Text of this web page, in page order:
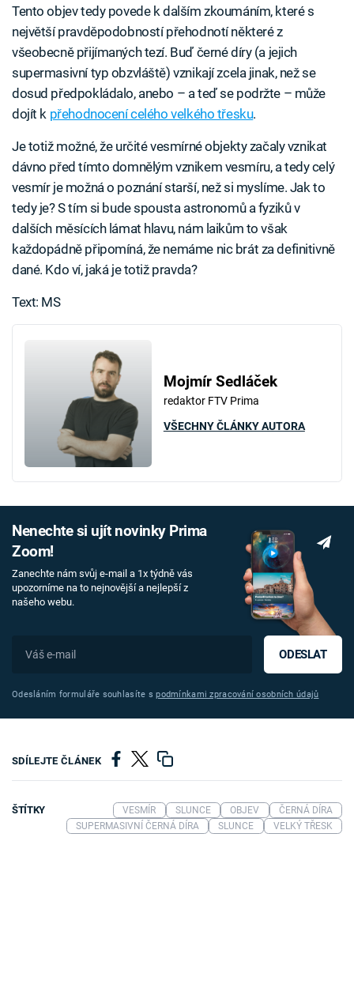
Tento objev tedy povede k dalším zkoumáním, které s
největší pravděpodobností přehodnotí některé z
všeobecně přijímaných tezí. Buď černé díry (a jejich
supermasivní typ obzvláště) vznikají zcela jinak, než se
dosud předpokládalo, anebo – a teď se podržte – může
dojít k přehodnocení celého velkého třesku.
Je totiž možné, že určité vesmírné objekty začaly vznikat
dávno před tímto domnělým vznikem vesmíru, a tedy celý
vesmír je možná o poznání starší, než si myslíme. Jak to
tedy je? S tím si bude spousta astronomů a fyziků v
dalších měsících lámat hlavu, nám laikům to však
každopádně připomíná, že nemáme nic brát za definitivně
dané. Kdo ví, jaká je totiž pravda?
Text: MS
Mojmír Sedláček
redaktor FTV Prima
VŠECHNY ČLÁNKY AUTORA
Nenechte si ujít novinky Prima
Zoom!
Zanechte nám svůj e-mail a 1x týdně vás
upozorníme na to nejnovější a nejlepší z
našeho webu.
ODESLAT
Odesláním formuláře souhlasíte spodmínkami zpracování osobních údajů
SDÍLEJTE ČLÁNEK
ŠTÍTKY VESMÍR SLUNCE OBJEV
ČERNÁ DÍRA
SUPERMASIVNÍ ČERNÁ DÍRA
SLUNCE VELKÝ TŘESK